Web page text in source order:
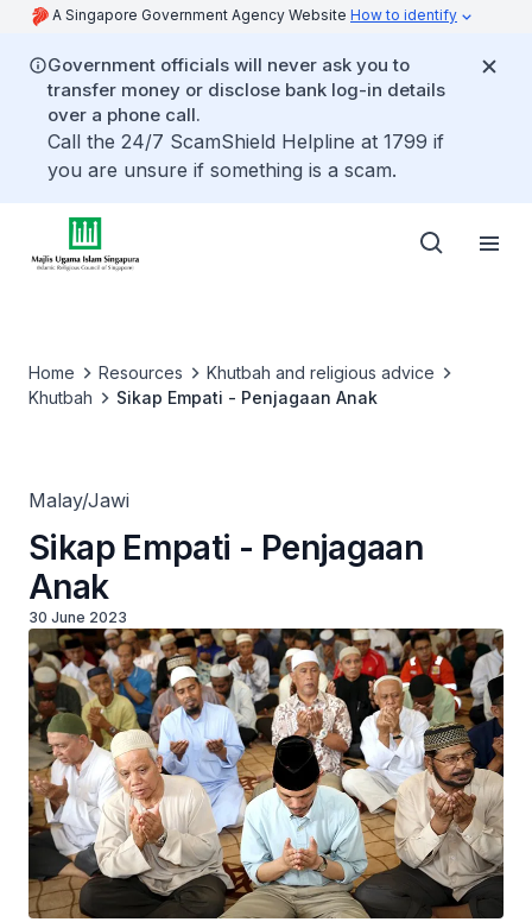
A Singapore Government Agency Website How to identify
Government officials will never ask you to
transfer money or disclose bank log-in details
over a phone call.
Call the 24/7 ScamShield Helpline at 1799 if
you are unsure if something is a scam.
Home Resources
Khutbah and religious advice
Khutbah
Sikap Empati - Penjagaan Anak
Malay/Jawi
Sikap Empati - Penjagaan
Anak
30 June 2023